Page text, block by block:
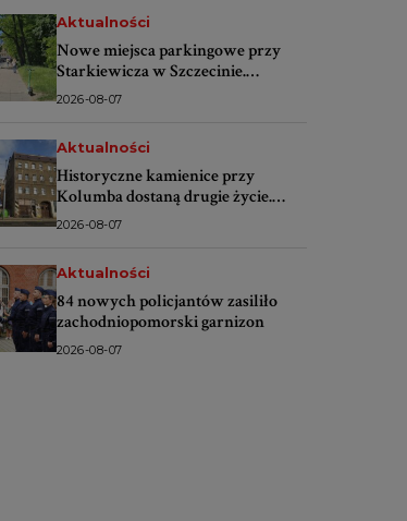
Aktualności
Nowe miejsca parkingowe przy
Starkiewicza w Szczecinie.
Wybrano wykonawcę
2026-08-07
Aktualności
Historyczne kamienice przy
Kolumba dostaną drugie życie.
Rusza wielki remont
2026-08-07
Aktualności
84 nowych policjantów zasiliło
zachodniopomorski garnizon
2026-08-07